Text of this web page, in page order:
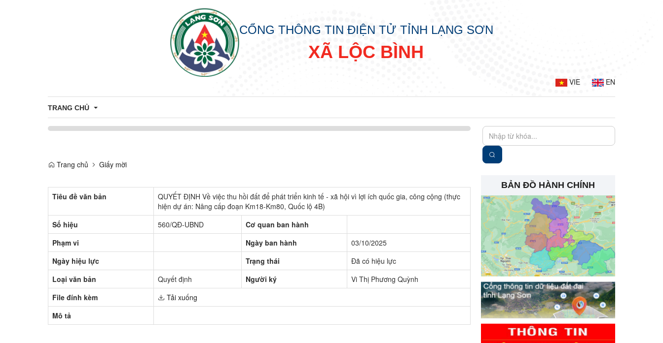
CỔNG THÔNG TIN ĐIỆN TỬ TỈNH LẠNG SƠN
XÃ LỘC BÌNH
VIE EN
TRANG CHỦ
Tuyên truyền về sản phẩm OCOP
THÔNG TIN TUYỂN DỤNG
ỨNG DỤNG CÔNG NGHỆ THÔNG TIN
CÔNG DÂN
Nhân sự
Hỏi đáp
Trang chủ Giấy mời
Tiêu đề văn bản
QUYẾT ĐỊNH Về việc thu hồi đất để phát triển kinh tế - xã hội vì lợi ích quốc gia, công cộng (thực
hiện dự án: Nâng cấp đoạn Km18-Km80, Quốc lộ 4B)
Số hiệu
560/QĐ-UBND
Cơ quan ban hành
Phạm vi
Ngày ban hành
03/10/2025
Ngày hiệu lực
Trạng thái
Đã có hiệu lực
Loại văn bản
Quyết định Người ký
Vi Thị Phương Quỳnh
File đính kèm
Tải xuống
Mô tả
BẢN ĐỒ HÀNH CHÍNH